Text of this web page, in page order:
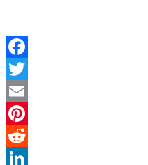
Facebook
Twitter
Email
Pinterest
Reddit